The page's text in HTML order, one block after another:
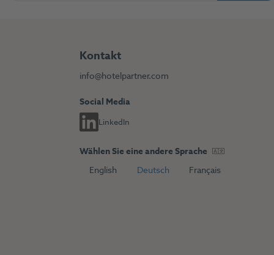
Kontakt
info@hotelpartner.com
Social Media
LinkedIn
Wählen Sie eine andere Sprache
English
Deutsch Français